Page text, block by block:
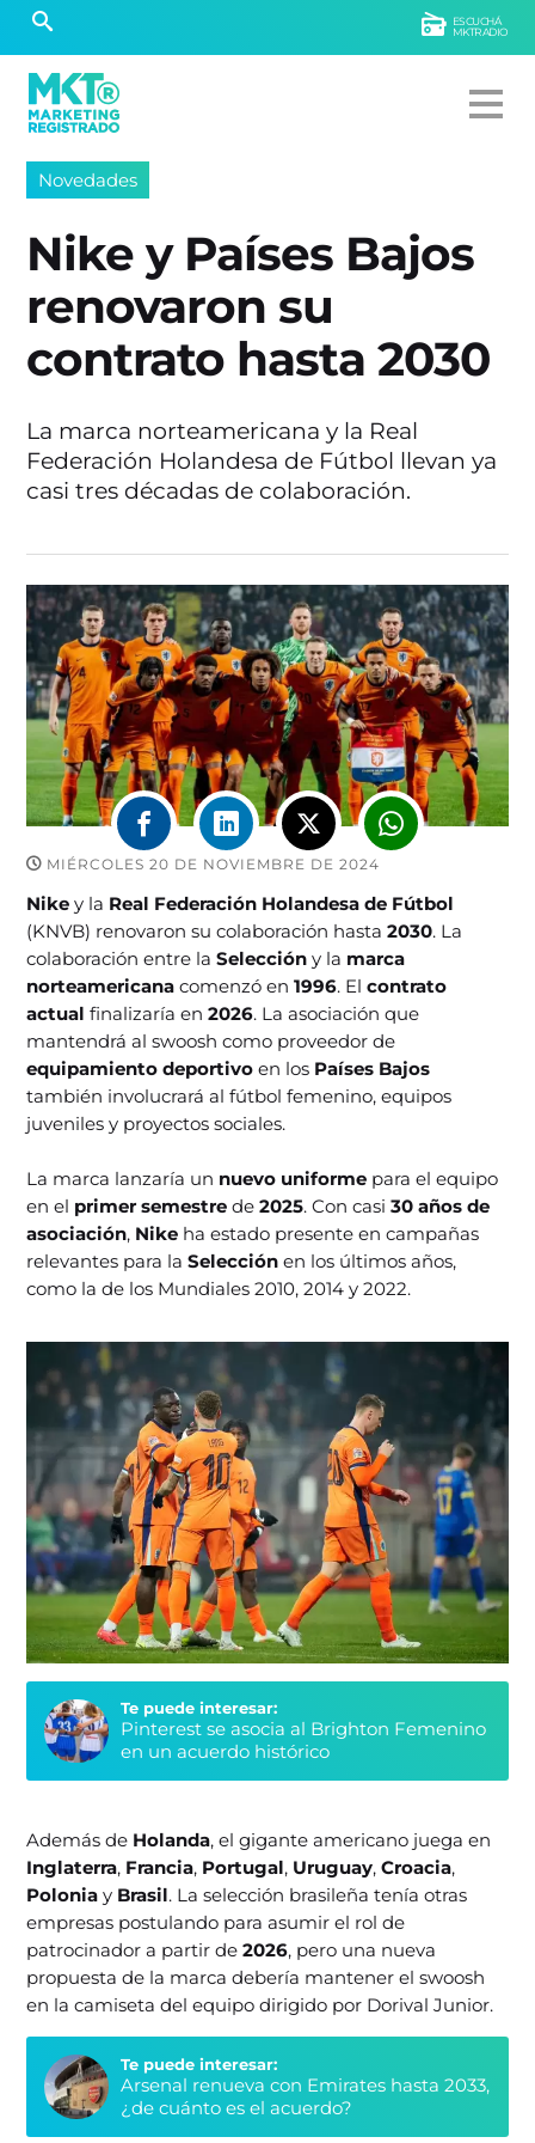
ESCUCHÁ
MKTRADIO
Novedades
Nike y Países Bajos
renovaron su
contrato hasta 2030
La marca norteamericana y la Real
Federación Holandesa de Fútbol llevan ya
casi tres décadas de colaboración.
MIÉRCOLES 20 DE NOVIEMBRE DE 2024
Nikey la Real Federación Holandesa de Fútbol
(KNVB) renovaron su colaboración hasta2030. La
colaboración entre laSeleccióny la marca
norteamericanacomenzó en1996. Elcontrato
actualfinalizaría en2026. La asociación que
mantendrá al swoosh como proveedor de
equipamiento deportivoen los Países Bajos
también involucrará al fútbol femenino, equipos
juveniles y proyectos sociales.
La marca lanzaría un nuevo uniforme para el equipo
en el primer semestrede2025. Con casi30 años de
asociación, Nike ha estado presente en campañas
relevantes para laSelecciónen los últimos años,
como la de los Mundiales 2010, 2014 y 2022.
Te puede interesar:
Pinterest se asocia al Brighton Femenino
en un acuerdo histórico
Además de Holanda, el gigante americano juega en
Inglaterra, Francia, Portugal, Uruguay,Croacia,
Poloniay Brasil. La selección brasileña tenía otras
empresas postulando para asumir el rol de
patrocinador a partir de2026, pero una nueva
propuesta de la marca debería mantener el swoosh
en la camiseta del equipo dirigido por Dorival Junior.
Te puede interesar:
Arsenal renueva con Emirates hasta 2033,
¿de cuánto es el acuerdo?